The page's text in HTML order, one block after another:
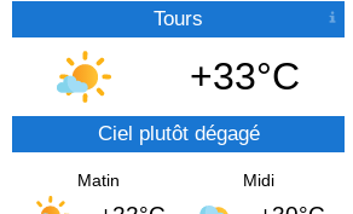
Tours
+33°C
Ciel plutôt dégagé
Matin Midi